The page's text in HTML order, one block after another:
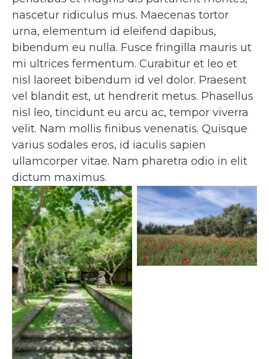
nascetur ridiculus mus. Maecenas tortor
urna, elementum id eleifend dapibus,
bibendum eu nulla. Fusce fringilla mauris ut
mi ultrices fermentum. Curabitur et leo et
nisl laoreet bibendum id vel dolor. Praesent
vel blandit est, ut hendrerit metus. Phasellus
nisl leo, tincidunt eu arcu ac, tempor viverra
velit. Nam mollis finibus venenatis. Quisque
varius sodales eros, id iaculis sapien
ullamcorper vitae. Nam pharetra odio in elit
dictum maximus.
Caption 1
Caption 2